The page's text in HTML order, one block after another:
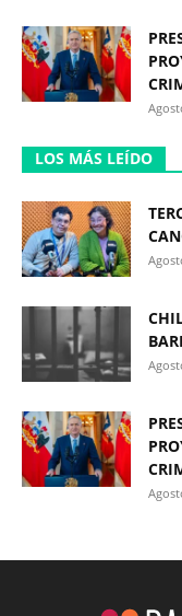
LOS MÁS LEÍDO